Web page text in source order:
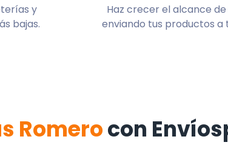
y
bajas.
Haz crecer el alcance
enviando tus productos a
Romerocon